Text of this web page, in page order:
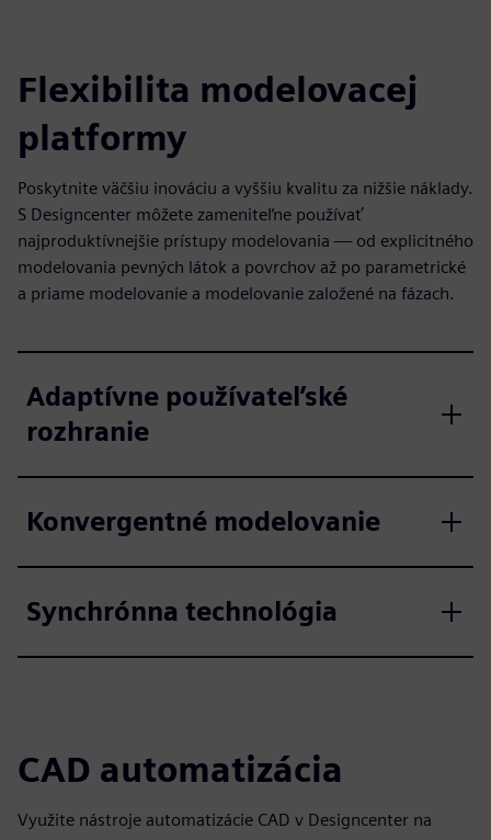
Flexibilita modelovacej
platformy
Poskytnite väčšiu inováciu a vyššiu kvalitu za nižšie náklady.
S Designcenter môžete zameniteľne používať
najproduktívnejšie prístupy modelovania — od explicitného
modelovania pevných látok a povrchov až po parametrické
a priame modelovanie a modelovanie založené na fázach.
Adaptívne používateľské
rozhranie
Konvergentné modelovanie
Synchrónna technológia
CAD automatizácia
Využite nástroje automatizácie CAD v Designcenter na